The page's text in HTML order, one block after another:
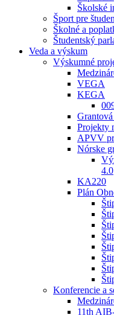
Školské
Šport pre
Školné a
Študentský
Veda a výskum
Výskumné
VEGA
KEGA
Projekty
APVV
Nórske
4.0
KA220
Plán
Konferencie a
11th